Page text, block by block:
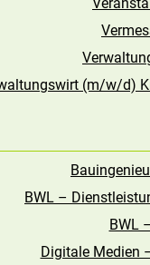
(m/w/d)
BWL –
BWL
Digitale Medien